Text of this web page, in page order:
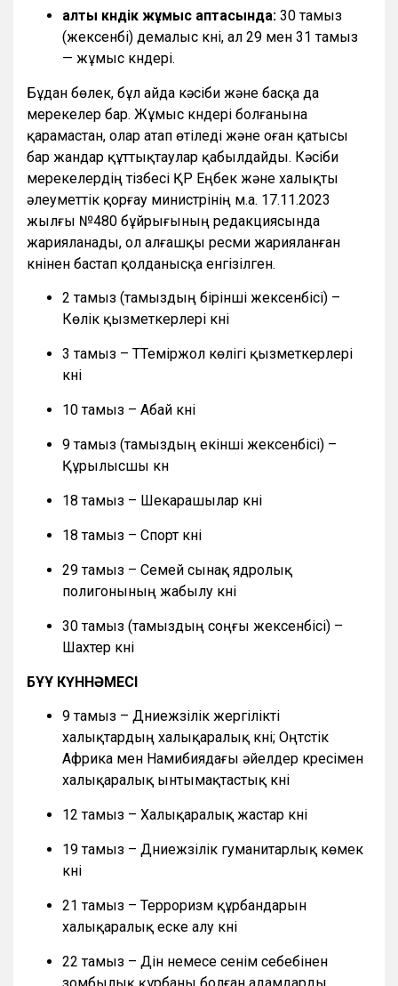
алты күндік жұмыс аптасында: 30 тамыз
(жексенбі) демалыс күні, ал 29 мен 31 тамыз
— жұмыс күндері.
Бұдан бөлек, бұл айда кәсіби және басқа да
мерекелер бар. Жұмыс күндері болғанына
қарамастан, олар атап өтіледі және оған қатысы
бар жандар құттықтаулар қабылдайды. Кәсіби
мерекелердің тізбесі ҚР Еңбек және халықты
әлеуметтік қорғау министрінің м.а. 17.11.2023
жылғы №480 бұйрығының редакциясында
жарияланады, ол алғашқы ресми жарияланған
күнінен бастап қолданысқа енгізілген.
2 тамыз (тамыздың бірінші жексенбісі) –
Көлік қызметкерлері күні
3 тамыз – ТТеміржол көлігі қызметкерлері
күні
10 тамыз – Абай күні
9 тамыз (тамыздың екінші жексенбісі) –
Құрылысшы күн
18 тамыз – Шекарашылар күні
18 тамыз – Спорт күні
29 тамыз – Семей сынақ ядролық
полигонының жабылу күні
30 тамыз (тамыздың соңғы жексенбісі) –
Шахтер күні
БҰҰ КҮННӘМЕСІ
9 тамыз – Дүниежүзілік жергілікті
халықтардың халықаралық күні; Оңтүстік
Африка мен Намибиядағы әйелдер күресімен
халықаралық ынтымақтастық күні
12 тамыз – Халықаралық жастар күні
19 тамыз – Дүниежүзілік гуманитарлық көмек
күні
21 тамыз – Терроризм құрбандарын
халықаралық еске алу күні
22 тамыз – Дін немесе сенім себебінен